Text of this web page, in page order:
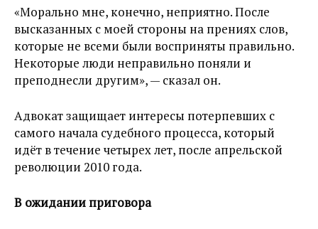
«Морально мне, конечно, неприятно. После
высказанных с моей стороны на прениях слов,
которые не всеми были восприняты правильно.
Некоторые люди неправильно поняли и
преподнесли другим», — сказал он.
Адвокат защищает интересы потерпевших с
самого начала судебного процесса, который
идёт в течение четырех лет, после апрельской
революции 2010 года.
В ожидании приговора